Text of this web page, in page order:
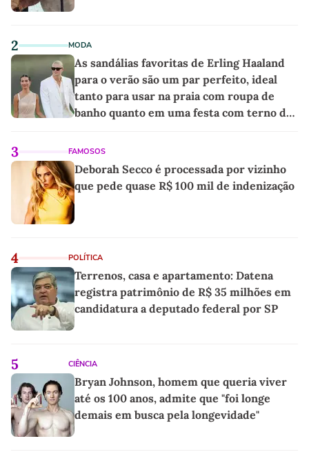
2 MODA
As sandálias favoritas de Erling Haaland
para o verão são um par perfeito, ideal
tanto para usar na praia com roupa de
banho quanto em uma festa com terno de
3 FAMOSOS
Deborah Secco é processada por vizinho
que pede quase R$ 100 mil de indenização
4 POLÍTICA
Terrenos, casa e apartamento: Datena
registra patrimônio de R$ 35 milhões em
candidatura a deputado federal por SP
5 CIÊNCIA
Bryan Johnson, homem que queria viver
até os 100 anos, admite que "foi longe
demais em busca pela longevidade"